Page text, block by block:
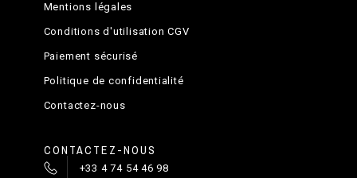
Mentions légales
Conditions d'utilisation CGV
Paiement sécurisé
Politique de confidentialité
Contactez-nous
CONTACTEZ-NOUS
+33 4 74 54 46 98